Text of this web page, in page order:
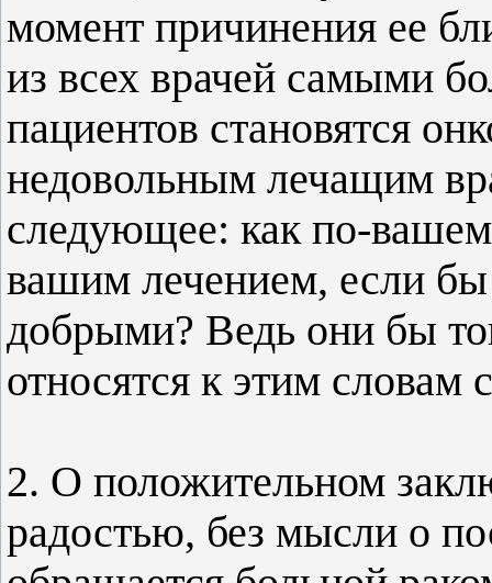
момент причинения ее
из всех врачей самыми
пациентов становятся
недовольным лечащим
следующее: как по-
вашим лечением, если бы
добрыми? Ведь они бы
относятся к этим словам
2. О положительном
радостью, без мысли о